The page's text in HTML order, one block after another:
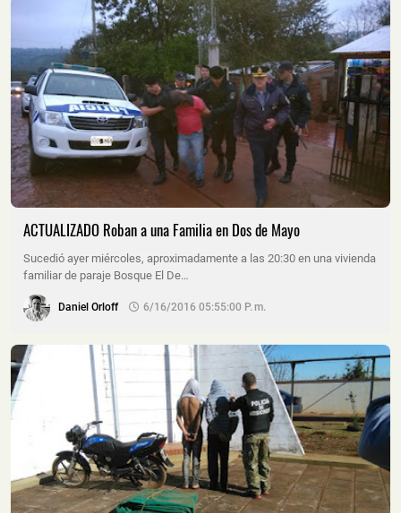
ACTUALIZADO Roban a una Familia en Dos de Mayo
Sucedió ayer miércoles, aproximadamente a las 20:30 en una vivienda
familiar de paraje Bosque El De…
Daniel Orloff 6/16/2016 05:55:00 P. M.